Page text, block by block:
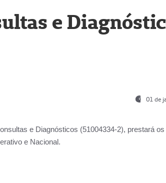
e
01 de
e Diagnósticos (51004334-2), prestará os
e Nacional.